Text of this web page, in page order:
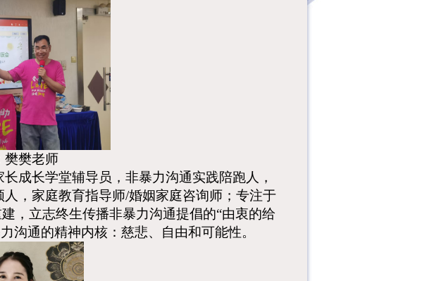
1934年10月，中央
红军从于都出发，跨
越11省、翻越18座
大...
樊樊老师
成长学堂辅导员，非暴力沟通实践陪跑人，
，家庭教育指导师/婚姻家庭咨询师；专注于
，立志终生传播非暴力沟通提倡的“由衷的给
沟通的精神内核：慈悲、自由和可能性。